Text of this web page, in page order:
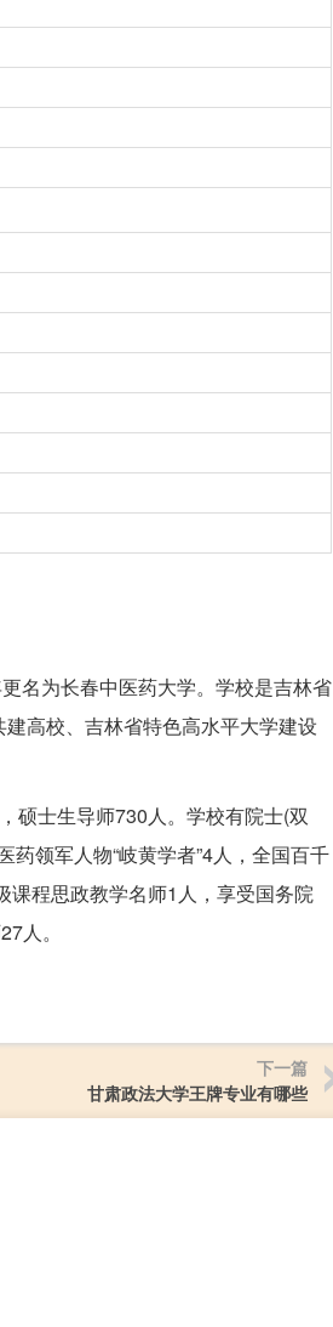
名为长春中医药大学。学校是吉林省
高校、吉林省特色高水平大学建设
硕士生导师730人。学校有院士(双
领军人物“岐黄学者”4人，全国百千
课程思政教学名师1人，享受国务院
人。
下一篇
甘肃政法大学王牌专业有哪些